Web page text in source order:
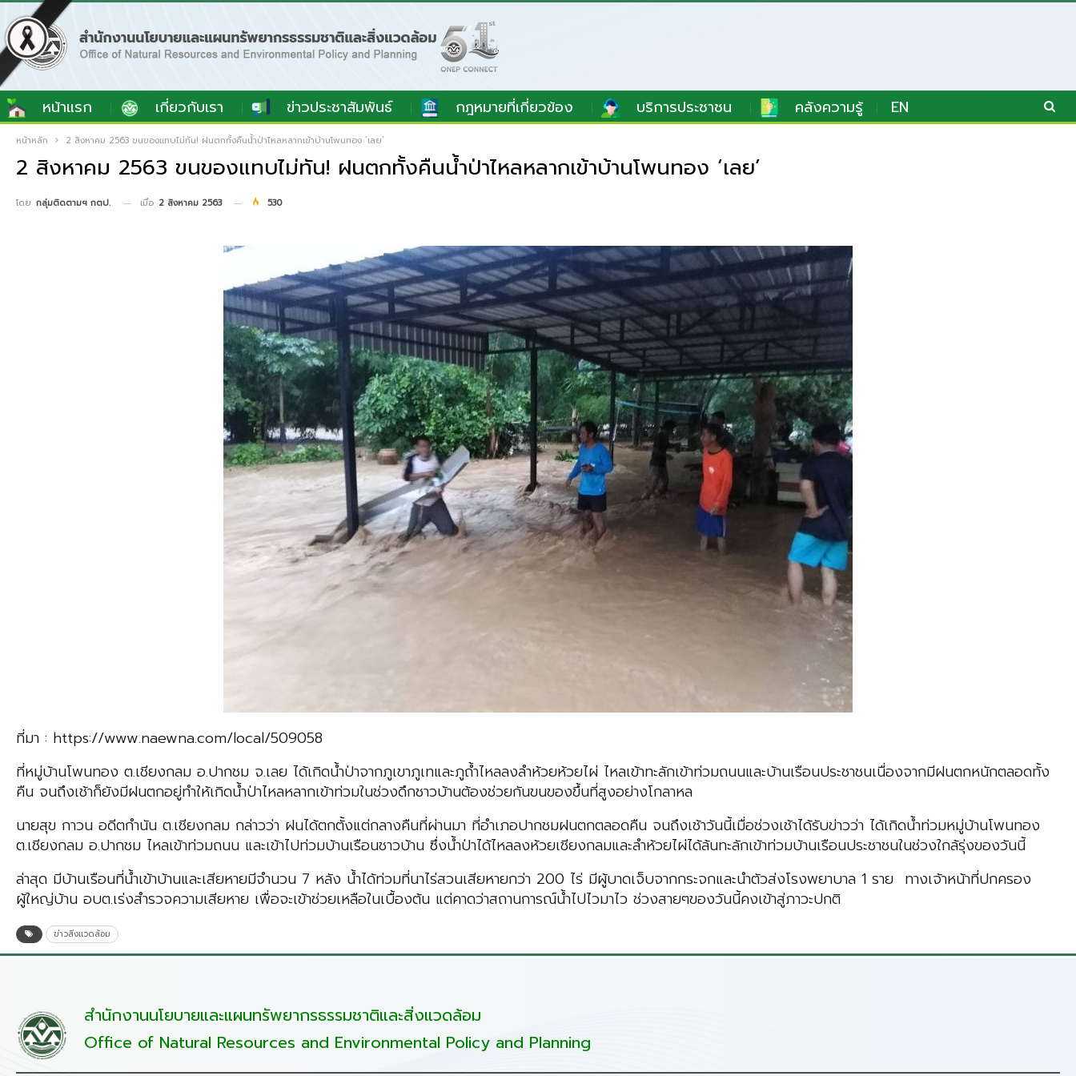
หน้าแรก เกี่ยวกับเรา ข่าวประชาสัมพันธ์ กฎหมายที่เกี่ยวข้อง บริการประชาชน คลังความรู้ EN
หน้าหลัก 2 สิงหาคม 2563 ขนของแทบไม่ทัน! ฝนตกทั้งคืนน้ำป่าไหลหลากเข้าบ้านโพนทอง ‘เลย’
2 สิงหาคม 2563 ขนของแทบไม่ทัน! ฝนตกทั้งคืนน้ำป่าไหลหลากเข้าบ้านโพนทอง ‘เลย’
โดย กลุ่มติดตามฯ กตป. เมื่อ 2 สิงหาคม 2563 530
ที่มา : https://www.naewna.com/local/509058
ที่หมู่บ้านโพนทอง ต.เชียงกลม อ.ปากชม จ.เลย ได้เกิดน้ำป่าจากภูเขาภูเทและภูถ้ำไหลลงลำห้วยห้วยไผ่ ไหลเข้าทะลักเข้าท่วมถนนและบ้านเรือนประชาชนเนื่องจากมีฝนตกหนักตลอดทั้ง
คืน จนถึงเช้าก็ยังมีฝนตกอยู่ทำให้เกิดน้ำป่าไหลหลากเข้าท่วมในช่วงดึกชาวบ้านต้องช่วยกันขนของขึ้นที่สูงอย่างโกลาหล
นายสุข กาวน อดีตกำนัน ต.เชียงกลม กล่าวว่า ฝนได้ตกตั้งแต่กลางคืนที่ผ่านมา ที่อำเภอปากชมฝนตกตลอดคืน จนถึงเช้าวันนี้เมื่อช่วงเช้าได้รับข่าวว่า ได้เกิดน้ำท่วมหมู่บ้านโพนทอง
ต.เชียงกลม อ.ปากชม ไหลเข้าท่วมถนน และเข้าไปท่วมบ้านเรือนชาวบ้าน ซึ่งน้ำป่าได้ไหลลงห้วยเชียงกลมและลำห้วยไผ่ได้ล้นทะลักเข้าท่วมบ้านเรือนประชาชนในช่วงใกล้รุ่งของวันนี้
ล่าสุด มีบ้านเรือนที่น้ำเข้าบ้านและเสียหายมีจำนวน 7 หลัง น้ำได้ท่วมที่นาไร่สวนเสียหายกว่า 200 ไร่ มีผู้บาดเจ็บจากกระจกและนำตัวส่งโรงพยาบาล 1 ราย ทางเจ้าหน้าที่ปกครอง
ผู้ใหญ่บ้าน อบต.เร่งสำรวจความเสียหาย เพื่อจะเข้าช่วยเหลือในเบื้องต้น แต่คาดว่าสถานการณ์น้ำไปไวมาไว ช่วงสายๆของวันนี้คงเข้าสู่ภาวะปกติ
ข่าวสิ่งแวดล้อม
สำนักงานนโยบายและแผนทรัพยากรธรรมชาติและสิ่งแวดล้อม
Office of Natural Resources and Environmental Policy and Planning